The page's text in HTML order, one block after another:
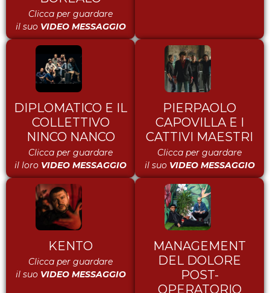
Clicca per guardare
il suo VIDEO MESSAGGIO
DIPLOMATICO E IL
COLLETTIVO
NINCO NANCO
Clicca per guardare
il loro VIDEO MESSAGGIO
PIERPAOLO
CAPOVILLA E I
CATTIVI MAESTRI
Clicca per guardare
il suo VIDEO MESSAGGIO
KENTO
Clicca per guardare
il suo VIDEO MESSAGGIO
MANAGEMENT
DEL DOLORE
POST-
OPERATORIO